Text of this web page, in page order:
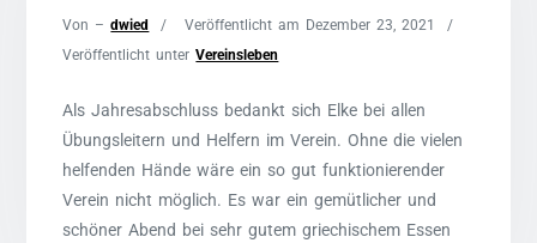
Von –dwied Veröffentlicht am Dezember 23, 2021
Veröffentlicht unterVereinsleben
Als Jahresabschluss bedankt sich Elke bei allen
Übungsleitern und Helfern im Verein. Ohne die vielen
helfenden Hände wäre ein so gut funktionierender
Verein nicht möglich. Es war ein gemütlicher und
schöner Abend bei sehr gutem griechischem Essen